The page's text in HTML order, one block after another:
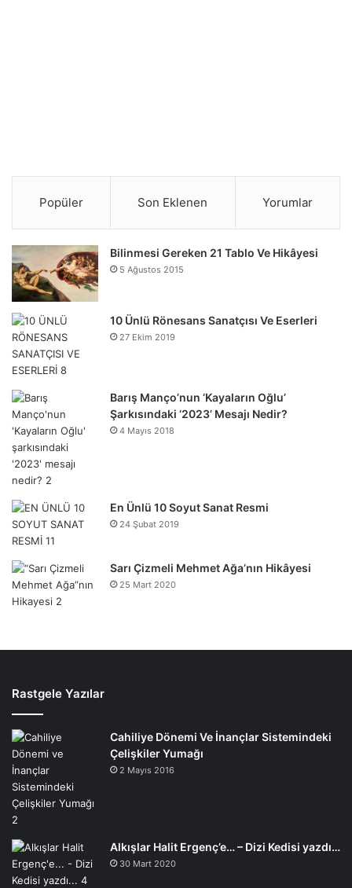
Popüler Son Eklenen Yorumlar
Bilinmesi Gereken 21 Tablo Ve Hikâyesi
5 Ağustos 2015
10 Ünlü Rönesans Sanatçısı Ve Eserleri
27 Ekim 2019
Barış Manço’nun ‘Kayaların Oğlu’
Şarkısındaki ‘2023’ Mesajı Nedir?
4 Mayıs 2018
En Ünlü 10 Soyut Sanat Resmi
24 Şubat 2019
Sarı Çizmeli Mehmet Ağa’nın Hikâyesi
25 Mart 2020
Rastgele Yazılar
Cahiliye Dönemi Ve İnançlar Sistemindeki
Çelişkiler Yumağı
2 Mayıs 2016
Alkışlar Halit Ergenç’e… – Dizi Kedisi yazdı…
30 Mart 2020